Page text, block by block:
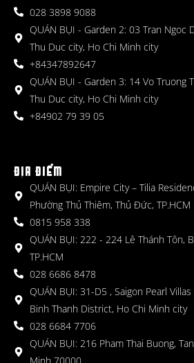
028 3898 9088
QUÁN BỤI - Garden 2: 03 Tran Ngoc
Thu Duc city, Ho Chi Minh city
+84347892647
QUÁN BỤI - Garden 3: 14 Vo Truong
Thu Duc city, Ho Chi Minh city
+84902 79 39 05
ĐỊA ĐIỂM
QUÁN BỤI: Empire City – Tilia
Phường Thủ Thiêm, Thủ Đức, TP.HCM
0815 958 338
QUÁN BỤI: 222 - 224 Lê Thánh Tôn,
TP.HCM
028 6686 8478
QUÁN BỤI: 31-D5 , Saigon Pearl
Binh Thanh District, Ho Chi Minh city
028 6684 7706
QUÁN BỤI: 216 Pham Thai Buong,
Minh 70000